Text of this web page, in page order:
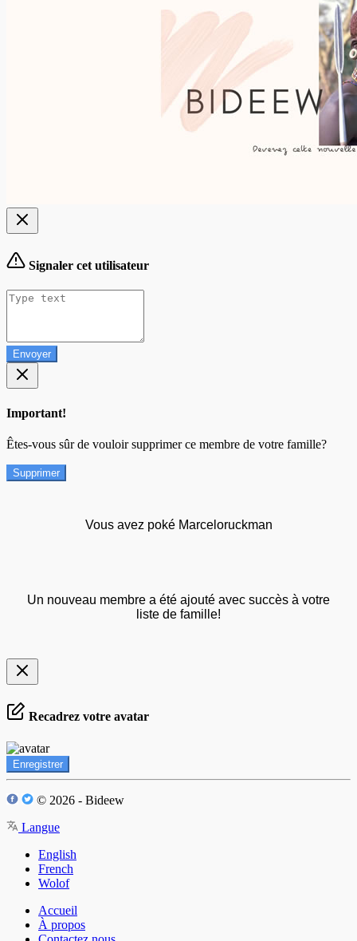
Signaler cet utilisateur
Envoyer
Important!
Êtes-vous sûr de vouloir supprimer ce membre de votre famille?
Supprimer
Vous avez poké Marceloruckman
Un nouveau membre a été ajouté avec succès à votre
liste de famille!
Recadrez votre avatar
Enregistrer
© 2026 - Bideew
Langue
English
French
Wolof
Accueil
À propos